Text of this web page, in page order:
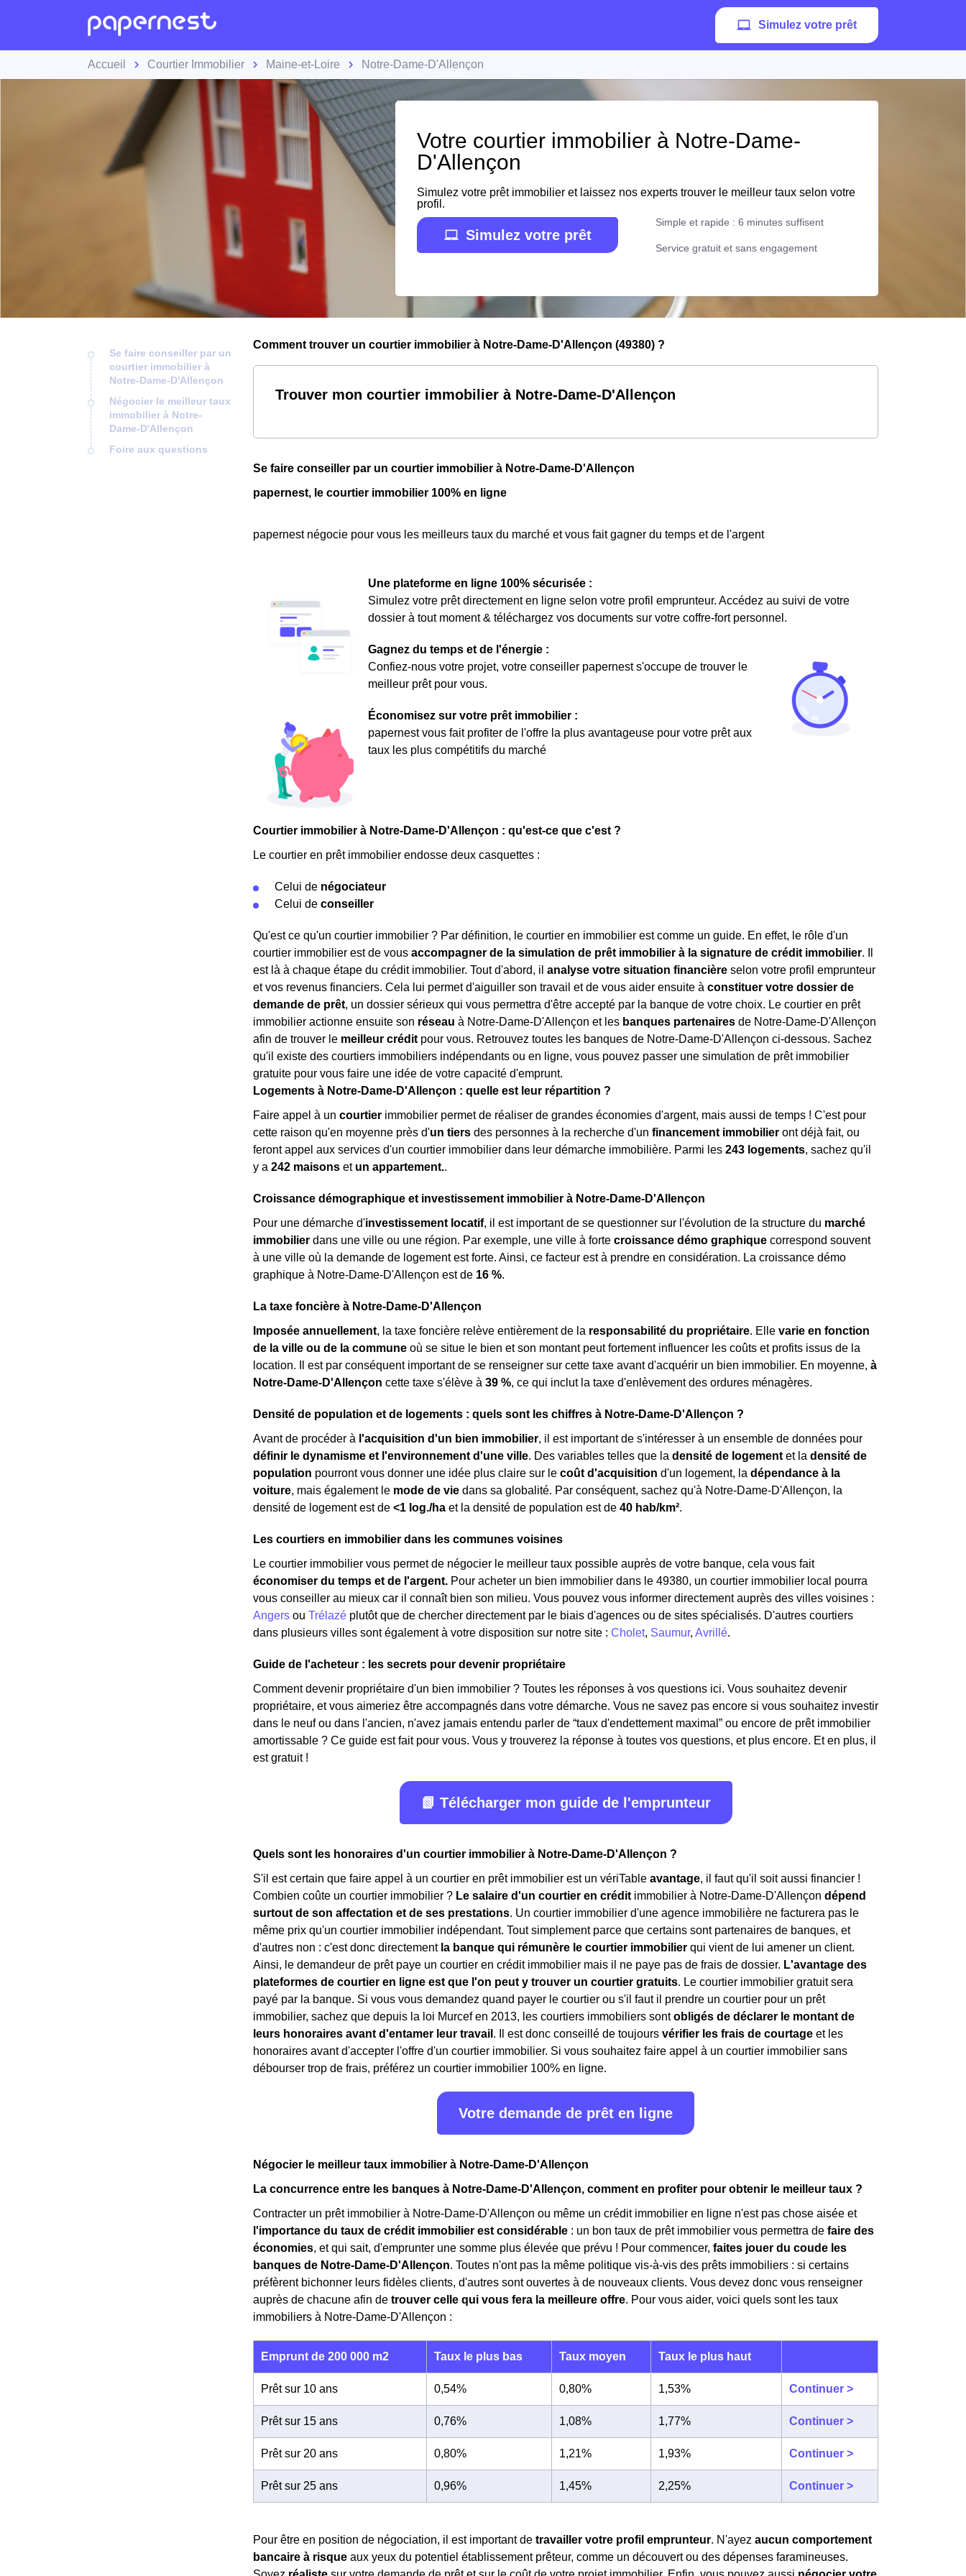
Simulez votre prêt
Accueil Courtier Immobilier Maine-et-Loire Notre-Dame-D'Allençon
Votre courtier immobilier à Notre-Dame-
D'Allençon
Simulez votre prêt immobilier et laissez nos experts trouver le meilleur taux selon votre
profil.
Simulez votre prêt
Simple et rapide : 6 minutes suffisent
Service gratuit et sans engagement
Se faire conseiller par un
courtier immobilier à
Notre-Dame-D'Allençon
Négocier le meilleur taux
immobilier à Notre-
Dame-D'Allençon
Foire aux questions
Comment trouver un courtier immobilier à Notre-Dame-D'Allençon (49380) ?
Trouver mon courtier immobilier à Notre-Dame-D'Allençon
Se faire conseiller par un courtier immobilier à Notre-Dame-D'Allençon
papernest, le courtier immobilier 100% en ligne
papernest négocie pour vous les meilleurs taux du marché et vous fait gagner du temps et de l'argent
Une plateforme en ligne 100% sécurisée :
Simulez votre prêt directement en ligne selon votre profil emprunteur. Accédez au suivi de votre
dossier à tout moment & téléchargez vos documents sur votre coffre-fort personnel.
Gagnez du temps et de l'énergie :
Confiez-nous votre projet, votre conseiller papernest s'occupe de trouver le
meilleur prêt pour vous.
Économisez sur votre prêt immobilier :
papernest vous fait profiter de l'offre la plus avantageuse pour votre prêt aux
taux les plus compétitifs du marché
Courtier immobilier à Notre-Dame-D'Allençon : qu'est-ce que c'est ?
Le courtier en prêt immobilier endosse deux casquettes :
Celui de négociateur
Celui de conseiller
Qu'est ce qu'un courtier immobilier ? Par définition, le courtier en immobilier est comme un guide. En effet, le rôle d'un
courtier immobilier est de vous accompagner de la simulation de prêt immobilier à la signature de crédit immobilier. Il
est là à chaque étape du crédit immobilier. Tout d'abord, il analyse votre situation financière selon votre profil emprunteur
et vos revenus financiers. Cela lui permet d'aiguiller son travail et de vous aider ensuite à constituer votre dossier de
demande de prêt, un dossier sérieux qui vous permettra d'être accepté par la banque de votre choix. Le courtier en prêt
immobilier actionne ensuite son réseau à Notre-Dame-D'Allençon et les banques partenaires de Notre-Dame-D'Allençon
afin de trouver le meilleur crédit pour vous. Retrouvez toutes les banques de Notre-Dame-D'Allençon ci-dessous. Sachez
qu'il existe des courtiers immobiliers indépendants ou en ligne, vous pouvez passer une simulation de prêt immobilier
gratuite pour vous faire une idée de votre capacité d'emprunt.
Logements à Notre-Dame-D'Allençon : quelle est leur répartition ?
Faire appel à un courtier immobilier permet de réaliser de grandes économies d'argent, mais aussi de temps ! C'est pour
cette raison qu'en moyenne près d'un tiers des personnes à la recherche d'un financement immobilier ont déjà fait, ou
feront appel aux services d'un courtier immobilier dans leur démarche immobilière. Parmi les 243 logements, sachez qu'il
y a 242 maisons et un appartement..
Croissance démographique et investissement immobilier à Notre-Dame-D'Allençon
Pour une démarche d'investissement locatif, il est important de se questionner sur l'évolution de la structure du marché
immobilier dans une ville ou une région. Par exemple, une ville à forte croissance démo graphique correspond souvent
à une ville où la demande de logement est forte. Ainsi, ce facteur est à prendre en considération. La croissance démo
graphique à Notre-Dame-D'Allençon est de 16 %.
La taxe foncière à Notre-Dame-D'Allençon
Imposée annuellement, la taxe foncière relève entièrement de la responsabilité du propriétaire. Elle varie en fonction
de la ville ou de la commune où se situe le bien et son montant peut fortement influencer les coûts et profits issus de la
location. Il est par conséquent important de se renseigner sur cette taxe avant d'acquérir un bien immobilier. En moyenne, à
Notre-Dame-D'Allençon cette taxe s'élève à 39 %, ce qui inclut la taxe d'enlèvement des ordures ménagères.
Densité de population et de logements : quels sont les chiffres à Notre-Dame-D'Allençon ?
Avant de procéder à l'acquisition d'un bien immobilier, il est important de s'intéresser à un ensemble de données pour
définir le dynamisme et l'environnement d'une ville. Des variables telles que la densité de logement et la densité de
population pourront vous donner une idée plus claire sur le coût d'acquisition d'un logement, la dépendance à la
voiture, mais également le mode de vie dans sa globalité. Par conséquent, sachez qu'à Notre-Dame-D'Allençon, la
densité de logement est de <1 log./ha et la densité de population est de 40 hab/km².
Les courtiers en immobilier dans les communes voisines
Le courtier immobilier vous permet de négocier le meilleur taux possible auprès de votre banque, cela vous fait
économiser du temps et de l'argent. Pour acheter un bien immobilier dans le 49380, un courtier immobilier local pourra
vous conseiller au mieux car il connaît bien son milieu. Vous pouvez vous informer directement auprès des villes voisines :
Angers ou Trélazé plutôt que de chercher directement par le biais d'agences ou de sites spécialisés. D'autres courtiers
dans plusieurs villes sont également à votre disposition sur notre site : Cholet, Saumur, Avrillé.
Guide de l'acheteur : les secrets pour devenir propriétaire
Comment devenir propriétaire d'un bien immobilier ? Toutes les réponses à vos questions ici. Vous souhaitez devenir
propriétaire, et vous aimeriez être accompagnés dans votre démarche. Vous ne savez pas encore si vous souhaitez investir
dans le neuf ou dans l'ancien, n'avez jamais entendu parler de “taux d'endettement maximal” ou encore de prêt immobilier
amortissable ? Ce guide est fait pour vous. Vous y trouverez la réponse à toutes vos questions, et plus encore. Et en plus, il
est gratuit !
📗 Télécharger mon guide de l'emprunteur
Quels sont les honoraires d'un courtier immobilier à Notre-Dame-D'Allençon ?
S'il est certain que faire appel à un courtier en prêt immobilier est un vériTable avantage, il faut qu'il soit aussi financier !
Combien coûte un courtier immobilier ? Le salaire d'un courtier en crédit immobilier à Notre-Dame-D'Allençon dépend
surtout de son affectation et de ses prestations. Un courtier immobilier d'une agence immobilière ne facturera pas le
même prix qu'un courtier immobilier indépendant. Tout simplement parce que certains sont partenaires de banques, et
d'autres non : c'est donc directement la banque qui rémunère le courtier immobilier qui vient de lui amener un client.
Ainsi, le demandeur de prêt paye un courtier en crédit immobilier mais il ne paye pas de frais de dossier. L'avantage des
plateformes de courtier en ligne est que l'on peut y trouver un courtier gratuits. Le courtier immobilier gratuit sera
payé par la banque. Si vous vous demandez quand payer le courtier ou s'il faut il prendre un courtier pour un prêt
immobilier, sachez que depuis la loi Murcef en 2013, les courtiers immobiliers sontobligés de déclarer le montant de
leurs honoraires avant d'entamer leur travail . Il est donc conseillé de toujours vérifier les frais de courtage et les
honoraires avant d'accepter l'offre d'un courtier immobilier. Si vous souhaitez faire appel à un courtier immobilier sans
débourser trop de frais, préférez un courtier immobilier 100% en ligne.
Votre demande de prêt en ligne
Négocier le meilleur taux immobilier à Notre-Dame-D'Allençon
La concurrence entre les banques à Notre-Dame-D'Allençon, comment en profiter pour obtenir le meilleur taux ?
Contracter un prêt immobilier à Notre-Dame-D'Allençon ou même un crédit immobilier en ligne n'est pas chose aisée et
l'importance du taux de crédit immobilier est considérable : un bon taux de prêt immobilier vous permettra de faire des
économies, et qui sait, d'emprunter une somme plus élevée que prévu ! Pour commencer, faites jouer du coude les
banques de Notre-Dame-D'Allençon. Toutes n'ont pas la même politique vis-à-vis des prêts immobiliers : si certains
préfèrent bichonner leurs fidèles clients, d'autres sont ouvertes à de nouveaux clients. Vous devez donc vous renseigner
auprès de chacune afin de trouver celle qui vous fera la meilleure offre. Pour vous aider, voici quels sont les taux
immobiliers à Notre-Dame-D'Allençon :
Emprunt de 200 000 m2 Taux le plus bas Taux moyen Taux le plus haut
Prêt sur 10 ans 0,54% 0,80% 1,53% Continuer >
Prêt sur 15 ans 0,76% 1,08% 1,77% Continuer >
Prêt sur 20 ans 0,80% 1,21% 1,93% Continuer >
Prêt sur 25 ans 0,96% 1,45% 2,25% Continuer >
Pour être en position de négociation, il est important de travailler votre profil emprunteur. N'ayez aucun comportement
bancaire à risque aux yeux du potentiel établissement prêteur, comme un découvert ou des dépenses faramineuses.